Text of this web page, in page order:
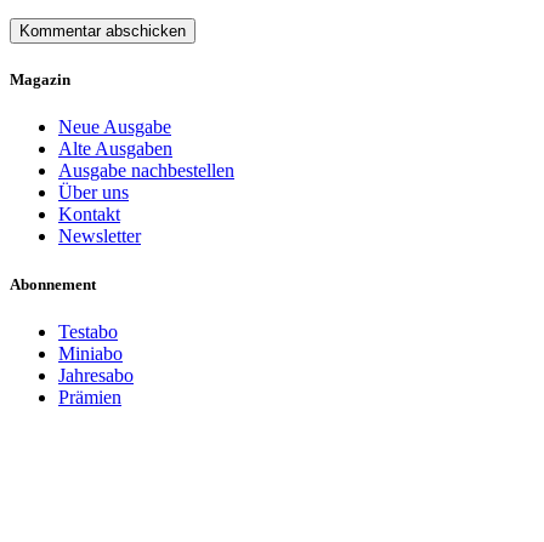
Magazin
Neue Ausgabe
Alte Ausgaben
Ausgabe nachbestellen
Über uns
Kontakt
Newsletter
Abonnement
Testabo
Miniabo
Jahresabo
Prämien